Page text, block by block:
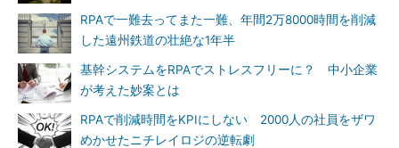
RPAで一難去ってまた一難、年間2万8000時間を削減
した遠州鉄道の壮絶な1年半
基幹システムをRPAでストレスフリーに？ 中小企業
が考えた妙案とは
RPAで削減時間をKPIにしない 2000人の社員をザワ
めかせたニチレイロジの逆転劇